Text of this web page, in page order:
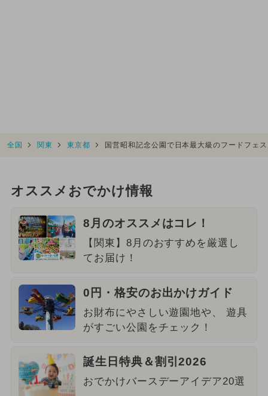
全国 関東 東京都 国営昭和記念公園で日本最大級のフードフェ
オススメおでかけ情報
8月のオススメはコレ！
【関東】8月のおすすめを厳選し
てお届け！
0円・格安のお出かけガイド
お財布にやさしい遊園地や、 遊具
がすごい公園をチェック！
誕生日特典＆割引2026
おでかけバースデーアイデア20選